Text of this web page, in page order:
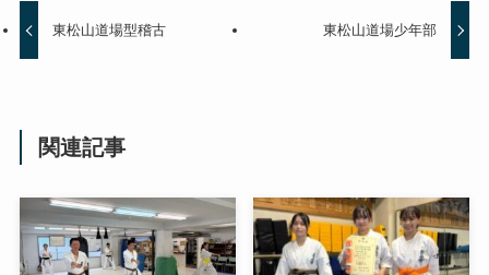
東松山道場型稽古 東松山道場少年部
関連記事